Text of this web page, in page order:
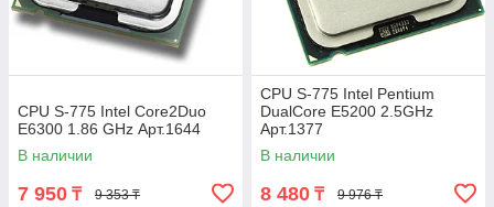
CPU S-775 Intel Core2Duo
E6300 1.86 GHz Арт.1644
В наличии
7 950 ₸ 9 353 ₸
CPU S-775 Intel Pentium
DualCore E5200 2.5GHz
Арт.1377
В наличии
8 480 ₸ 9 976 ₸